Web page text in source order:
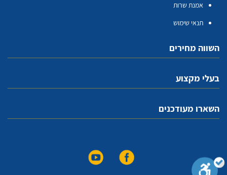
אמנת שרות
תנאי שימוש
השווה מחירים
בעלי מקצוע
השארו מעודכנים